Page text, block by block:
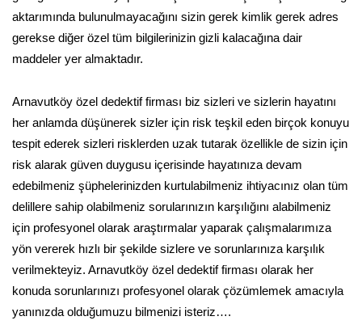
aktarımında bulunulmayacağını sizin gerek kimlik gerek adres
gerekse diğer özel tüm bilgilerinizin gizli kalacağına dair
maddeler yer almaktadır.
Arnavutköy özel dedektif firması biz sizleri ve sizlerin hayatını
her anlamda düşünerek sizler için risk teşkil eden birçok konuyu
tespit ederek sizleri risklerden uzak tutarak özellikle de sizin için
risk alarak güven duygusu içerisinde hayatınıza devam
edebilmeniz şüphelerinizden kurtulabilmeniz ihtiyacınız olan tüm
delillere sahip olabilmeniz sorularınızın karşılığını alabilmeniz
için profesyonel olarak araştırmalar yaparak çalışmalarımıza
yön vererek hızlı bir şekilde sizlere ve sorunlarınıza karşılık
verilmekteyiz. Arnavutköy özel dedektif firması olarak her
konuda sorunlarınızı profesyonel olarak çözümlemek amacıyla
yanınızda olduğumuzu bilmenizi isteriz….